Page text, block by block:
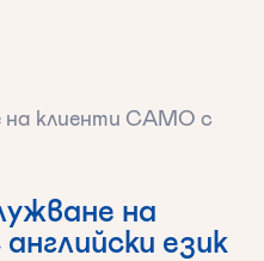
на клиенти САМО с
на
език